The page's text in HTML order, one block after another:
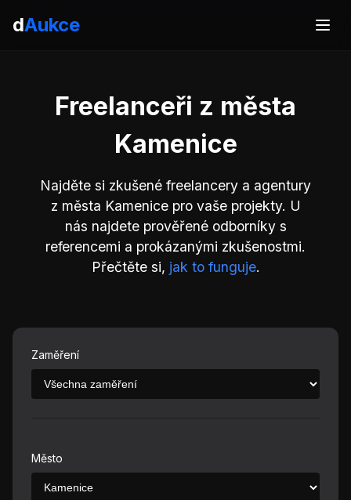
dAukce
Freelanceři z města
Kamenice
Najděte si zkušené freelancery a agentury
z města Kamenice pro vaše projekty. U
nás najdete prověřené odborníky s
referencemi a prokázanými zkušenostmi.
Přečtěte si, jak to funguje.
Zaměření
Město